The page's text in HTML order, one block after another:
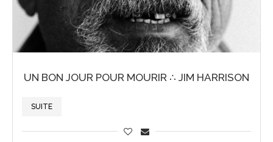
UN BON JOUR POUR MOURIR ∴ JIM HARRISON
SUITE